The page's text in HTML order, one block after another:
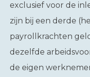
exclusief voor de
zijn bij een derde
payrollkrachten
dezelfde
de eigen